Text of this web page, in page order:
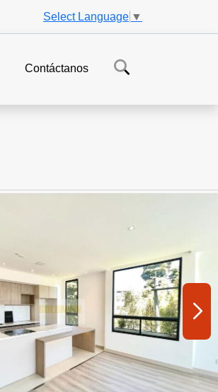
Select Language ▼
Contáctanos